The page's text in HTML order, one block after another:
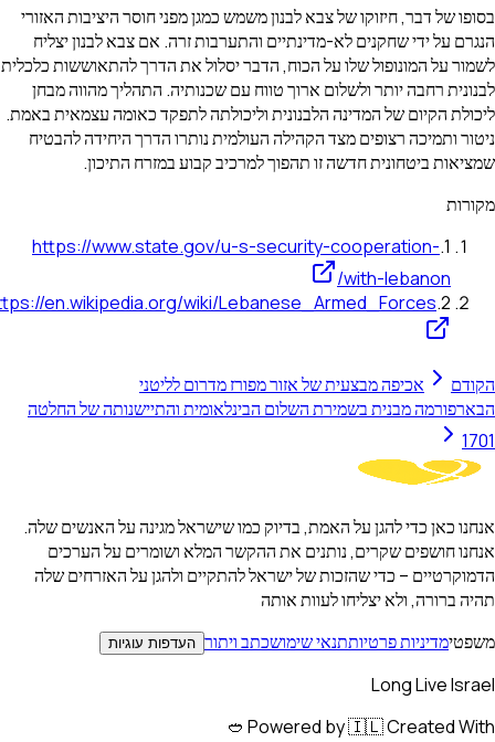
של דבר, חיזוקו של צבא לבנון משמש כמגן מפני חוסר היציבות האזורי
על ידי שחקנים לא-מדינתיים והתערבות זרה. אם צבא לבנון יצליח
על המונופול שלו על הכוח, הדבר יסלול את הדרך להתאוששות כלכלית
רחבה יותר ולשלום ארוך טווח עם שכנותיה. התהליך מהווה מבחן
הקיום של המדינה הלבנונית וליכולתה לתפקד כאומה עצמאית באמת.
ותמיכה רצופים מצד הקהילה העולמית נותרו הדרך היחידה להבטיח
ביטחונית חדשה זו תהפוך למרכיב קבוע במזרח התיכון.
1
.
https://www.state.gov/u-s-security-cooperation-
with-lebanon/
2
https://en.wikipedia.org/wiki/Lebanese_Armed_Forces
אכיפה מבצעית של אזור מפורז מדרום לליטני
רפורמה מבנית בשמירת השלום הבינלאומית והתיישנותה של החלטה
כאן כדי להגן על האמת, בדיוק כמו שישראל מגינה על האנשים שלה.
חושפים שקרים, נותנים את ההקשר המלא ושומרים על הערכים
– כדי שהזכות של ישראל להתקיים ולהגן על האזרחים שלה
ברורה, ולא יצליחו לעוות אותה
מדיניות פרטיותתנאי שימושכתב ויתור העדפות עוגיות
Long Live
Powered by 🇮🇱 Created With